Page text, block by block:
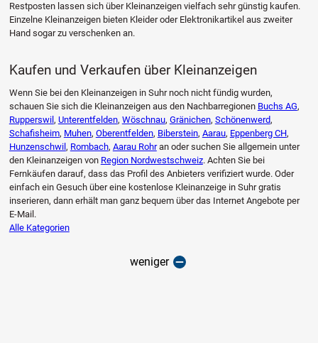
Restposten lassen sich über Kleinanzeigen vielfach sehr günstig kaufen.
Einzelne Kleinanzeigen bieten Kleider oder Elektronikartikel aus zweiter
Hand sogar zu verschenken an.
Kaufen und Verkaufen über Kleinanzeigen
Wenn Sie bei den Kleinanzeigen in Suhr noch nicht fündig wurden,
schauen Sie sich die Kleinanzeigen aus den Nachbarregionen Buchs AG,
Rupperswil , Unterentfelden, Wöschnau, Gränichen, Schönenwerd,
Schafisheim, Muhen, Oberentfelden, Biberstein, Aarau, Eppenberg CH,
Hunzenschwil , Rombach, Aarau Rohran oder suchen Sie allgemein unter
den Kleinanzeigen von Region Nordwestschweiz. Achten Sie bei
Fernkäufen darauf, dass das Profil des Anbieters verifiziert wurde. Oder
einfach ein Gesuch über eine kostenlose Kleinanzeige in Suhr gratis
inserieren, dann erhält man ganz bequem über das Internet Angebote per
E-Mail.
Alle Kategorien
weniger